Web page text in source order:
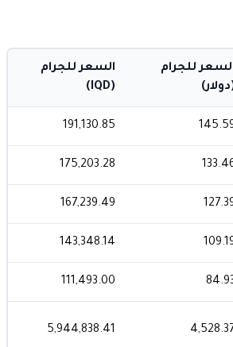
للجرام
السعر للجرام
(IQD)
191,130.85
175,203.28
167,239.49
143,348.14
111,493.00
4,528.37
5,944,838.41